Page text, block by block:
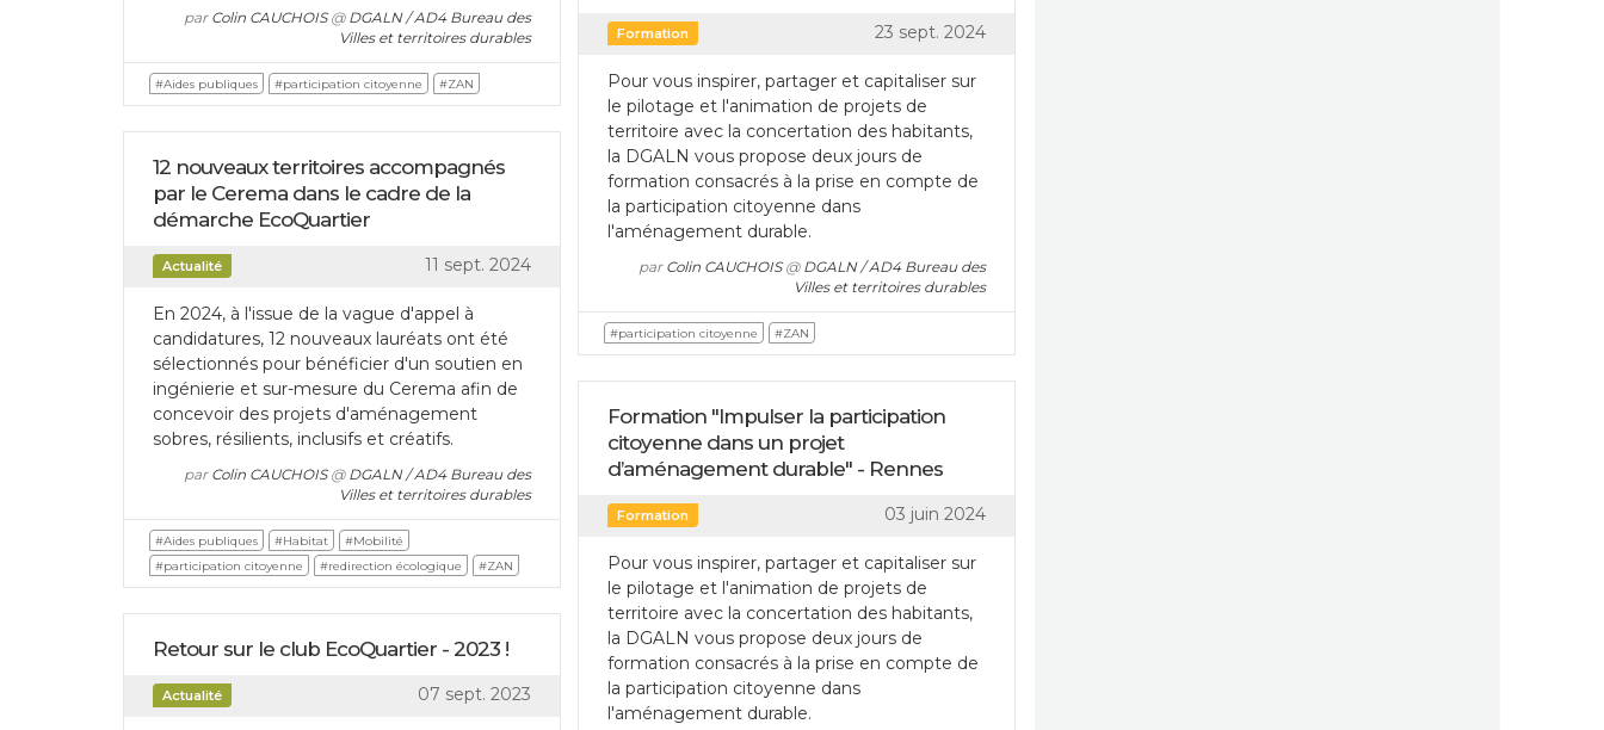
parColin CAUCHOIS @DGALN / AD4 Bureau des
Villes et territoires durables
#Aides publiques #participation citoyenne #ZAN
Formation 23 sept. 2024
Pour vous inspirer, partager et capitaliser sur
le pilotage et l'animation de projets de
territoire avec la concertation des habitants,
la DGALN vous propose deux jours de
formation consacrés à la prise en compte de
la participation citoyenne dans
l'aménagement durable.
parColin CAUCHOIS @DGALN / AD4 Bureau des
Villes et territoires durables
#participation citoyenne #ZAN
12 nouveaux territoires accompagnés
par le Cerema dans le cadre de la
démarche EcoQuartier
Actualité 11 sept. 2024
En 2024, à l'issue de la vague d'appel à
candidatures, 12 nouveaux lauréats ont été
sélectionnés pour bénéficier d'un soutien en
ingénierie et sur-mesure du Cerema afin de
concevoir des projets d'aménagement
sobres, résilients, inclusifs et créatifs.
parColin CAUCHOIS @DGALN / AD4 Bureau des
Villes et territoires durables
#Aides publiques #Habitat
#Mobilité
#participation citoyenne
#redirection écologique #ZAN
Formation "Impulser la participation
citoyenne dans un projet
d’aménagement durable" - Rennes
Formation 03 juin 2024
Pour vous inspirer, partager et capitaliser sur
le pilotage et l'animation de projets de
territoire avec la concertation des habitants,
la DGALN vous propose deux jours de
formation consacrés à la prise en compte de
la participation citoyenne dans
l'aménagement durable.
Retour sur le club EcoQuartier - 2023 !
Actualité 07 sept. 2023